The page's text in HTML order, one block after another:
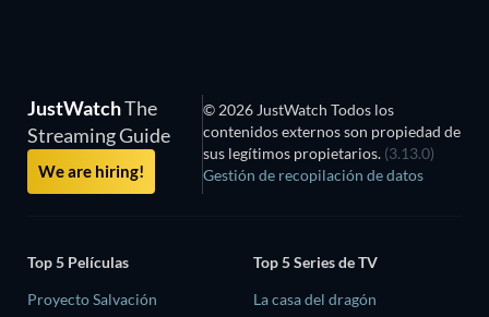
JustWatchThe
Streaming Guide
We are hiring!
© 2026 JustWatch Todos los
contenidos externos son propiedad de
sus legítimos propietarios. (3.13.0)
Gestión de recopilación de datos
Top 5 Películas
Proyecto Salvación
Top 5 Series de TV
La casa del dragón